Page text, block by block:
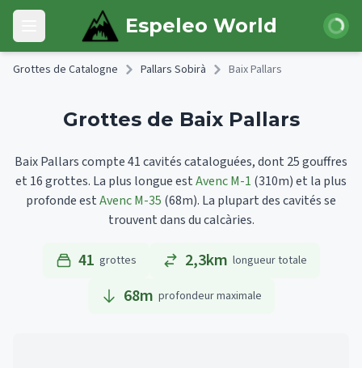
Skip to main content
Open main menu Espeleo World
Grottes de Catalogne Pallars Sobirà Baix Pallars
Grottes de Baix Pallars
Baix Pallars compte 41 cavités cataloguées, dont 25 gouffres
et 16 grottes. La plus longue estAvenc M-1 (310m)et la plus
profonde estAvenc M-35 (68m). La plupart des cavités se
trouvent dans du calcàries.
41 grottes 2,3km longueur totale
68m profondeur maximale